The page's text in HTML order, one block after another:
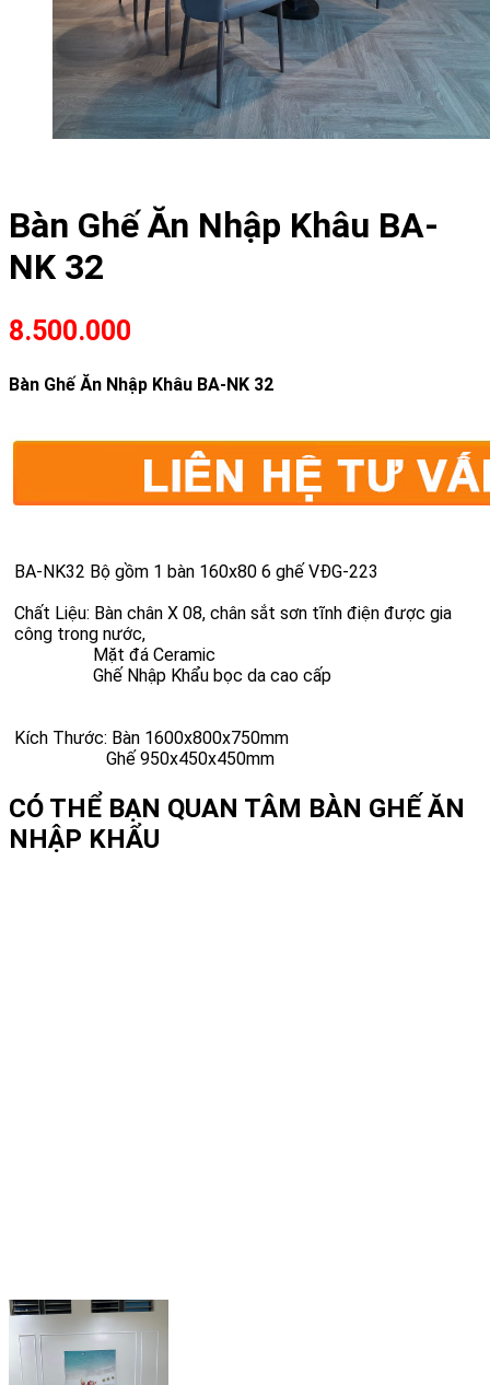
Bàn Ghế Ăn Nhập Khâu BA-
NK 32
8.500.000
Bàn Ghế Ăn Nhập Khâu BA-NK 32
BA-NK32 Bộ gồm 1 bàn 160x80 6 ghế VĐG-223
Chất Liệu: Bàn chân X 08, chân sắt sơn tĩnh điện được gia
công trong nước,
Mặt đá Ceramic
Ghế Nhập Khẩu bọc da cao cấp
Kích Thước: Bàn 1600x800x750mm
Ghế 950x450x450mm
CÓ THỂ BẠN QUAN TÂM BÀN GHẾ ĂN
NHẬP KHẨU